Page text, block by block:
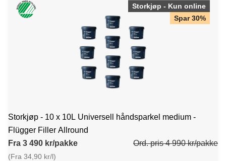
Storkjøp - Kun online
Spar 30%
Storkjøp - 10 x 10L Universell håndsparkel medium -
Flügger Filler Allround
Fra 3 490 kr/pakke
(Fra 34,90 kr/l)
Ord. pris 4 990 kr/pakke